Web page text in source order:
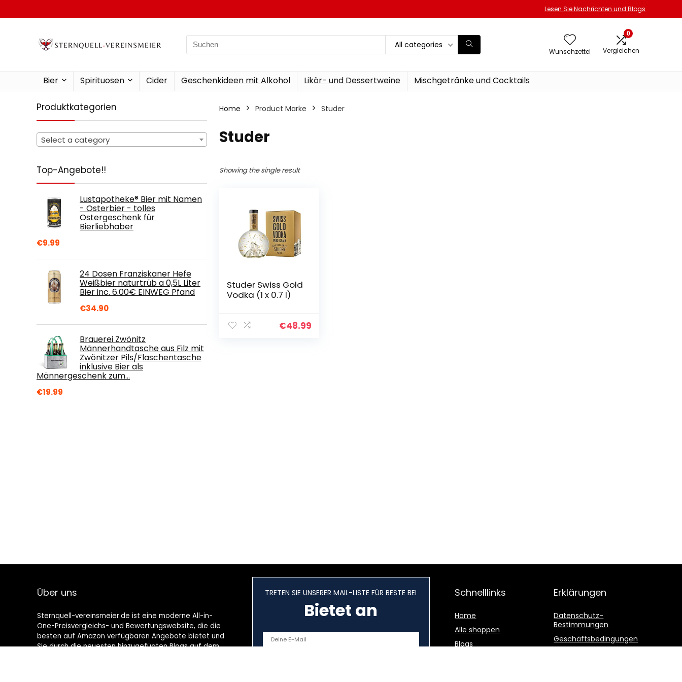
Lesen Sie Nachrichten und Blogs
Search
for:
All categories
Wunschzettel
0
Vergleichen
Bier Spirituosen Cider Geschenkideen mit Alkohol Likör- und Dessertweine Mischgetränke und Cocktails
Produktkategorien
Select a category
Top-Angebote!!
Lustapotheke® Bier mit Namen
- Osterbier - tolles
Ostergeschenk für
Bierliebhaber
€9.99
24 Dosen Franziskaner Hefe
Weißbier naturtrüb a 0,5L Liter
Bier inc. 6.00€ EINWEG Pfand
€34.90
Brauerei Zwönitz
Männerhandtasche aus Filz mit
Zwönitzer Pils/Flaschentasche
inklusive Bier als
Männergeschenk zum…
€19.99
Home Product Marke ‎Studer
‎Studer
Showing the single result
Studer Swiss Gold
Vodka (1 x 0.7 l)
€48.99
Über uns
Sternquell-vereinsmeier.de ist eine moderne All-in-
One-Preisvergleichs- und Bewertungswebsite, die die
besten auf Amazon verfügbaren Angebote bietet und
Sie durch die neuesten hinzugefügten Blogs auf dem
TRETEN SIE UNSERER MAIL-LISTE FÜR BESTE BEI
Bietet an
Schnelllinks
Home
Alle shoppen
Blogs
Erklärungen
Datenschutz-
Bestimmungen
Geschäftsbedingungen